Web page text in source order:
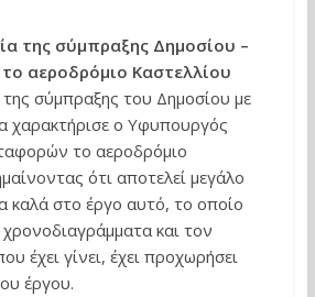
της σύμπραξης Δημοσίου –
αεροδρόμιο Καστελλίου
σύμπραξης του Δημοσίου με
χαρακτήρισε ο Υφυπουργός
το αεροδρόμιο
ότι αποτελεί μεγάλο
καλά στο έργο αυτό, το οποίο
και τον
έχει γίνει, έχει προχωρήσει
έργου.